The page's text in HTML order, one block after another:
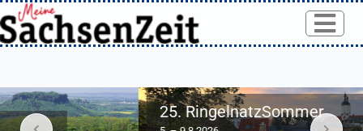
to
content
25. RingelnatzSommer